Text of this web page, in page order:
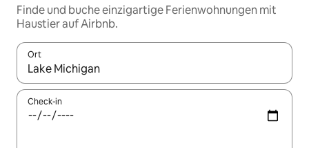
Finde und buche einzigartige Ferienwohnungen mit
Haustier auf Airbnb.
Ort
Wenn Ergebnisse verfügbar sind, navigiere mit den
Check-in